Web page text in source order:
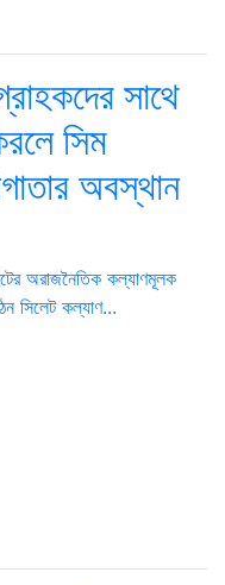
সাথে
সিম
অবস্থান
অরাজনৈতিক কল্যাণমূলক
সিলেট কল্যাণ...